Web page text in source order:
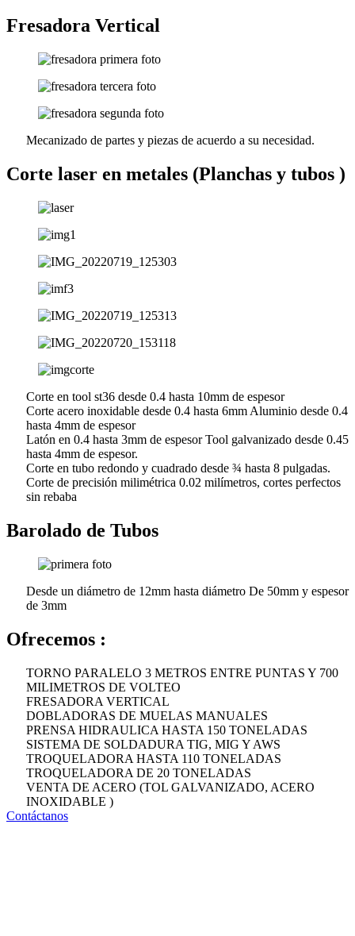
Fresadora Vertical
Mecanizado de partes y piezas de acuerdo a su necesidad.
Corte laser en metales (Planchas y tubos )
Corte en tool st36 desde 0.4 hasta 10mm de espesor
Corte acero inoxidable desde 0.4 hasta 6mm Aluminio desde 0.4
hasta 4mm de espesor
Latón en 0.4 hasta 3mm de espesor Tool galvanizado desde 0.45
hasta 4mm de espesor.
Corte en tubo redondo y cuadrado desde ¾ hasta 8 pulgadas.
Corte de precisión milimétrica 0.02 milímetros, cortes perfectos
sin rebaba
Barolado de Tubos
Desde un diámetro de 12mm hasta diámetro De 50mm y espesor
de 3mm
Ofrecemos :
TORNO PARALELO 3 METROS ENTRE PUNTAS Y 700
MILIMETROS DE VOLTEO
FRESADORA VERTICAL
DOBLADORAS DE MUELAS MANUALES
PRENSA HIDRAULICA HASTA 150 TONELADAS
SISTEMA DE SOLDADURA TIG, MIG Y AWS
TROQUELADORA HASTA 110 TONELADAS
TROQUELADORA DE 20 TONELADAS
VENTA DE ACERO (TOL GALVANIZADO, ACERO
INOXIDABLE )
Contáctanos